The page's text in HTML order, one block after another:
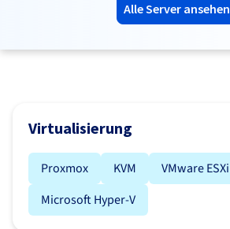
Alle Server ansehen
Virtualisierung
Proxmox KVM
VMware ESXi
Microsoft Hyper-V